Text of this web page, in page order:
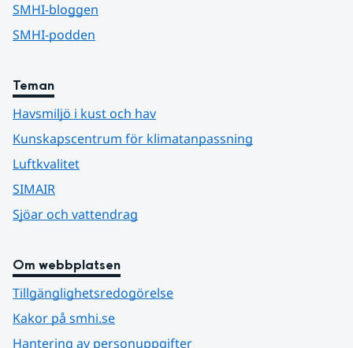
SMHI-bloggen
SMHI-podden
Teman
Havsmiljö i kust och hav
Kunskapscentrum för klimatanpassning
Luftkvalitet
SIMAIR
Sjöar och vattendrag
Om webbplatsen
Tillgänglighetsredogörelse
Kakor på smhi.se
Hantering av personuppgifter